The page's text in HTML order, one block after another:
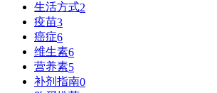
生活方式2
疫苗3
癌症6
维生素6
营养素5
补剂指南0